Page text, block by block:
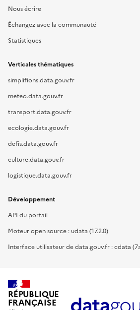
Nous écrire
Échangez avec la communauté
Statistiques
Verticales thématiques
simplifions.data.gouv.fr
meteo.data.gouv.fr
transport.data.gouv.fr
ecologie.data.gouv.fr
defis.data.gouv.fr
culture.data.gouv.fr
logistique.data.gouv.fr
Développement
API du portail
Moteur open source : udata (17.2.0)
Interface utilisateur de data.gouv.fr : cdata
RÉPUBLIQUE
FRANÇAISE